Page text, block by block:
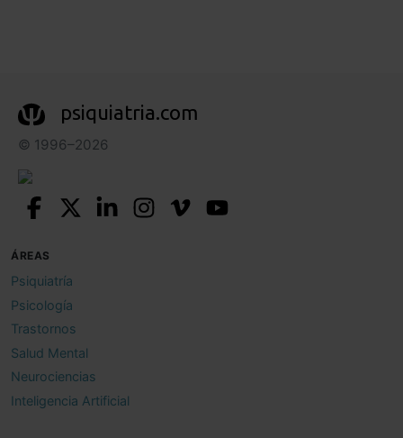
psiquiatria.com
© 1996–2026
ÁREAS
Psiquiatría
Psicología
Trastornos
Salud Mental
Neurociencias
Inteligencia Artificial